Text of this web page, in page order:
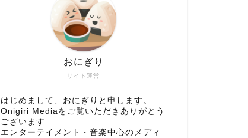
サイト運営
おにぎり
はじめまして、おにぎりと申します。
Onigiri Mediaをご覧いただきありがとう
ございます
エンターテイメント・音楽中心のメディ